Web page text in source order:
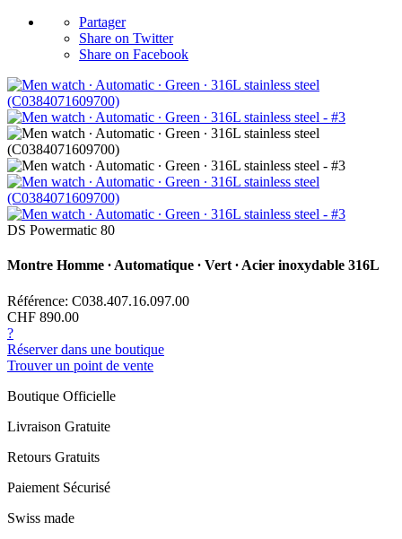
Partager
Share on Twitter
Share on Facebook
DS Powermatic 80
Montre Homme ∙ Automatique ∙ Vert ∙ Acier inoxydable 316L
Référence: C038.407.16.097.00
CHF 890.00
?
Réserver dans une boutique
Trouver un point de vente
Boutique Officielle
Livraison Gratuite
Retours Gratuits
Paiement Sécurisé
Swiss made